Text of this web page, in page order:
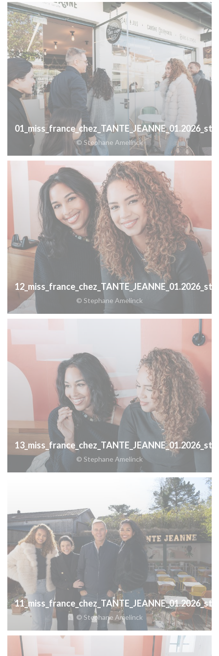
© Stephane Amelinck
© Stephane Amelinck
© Stephane Amelinck
© Stephane Amelinck